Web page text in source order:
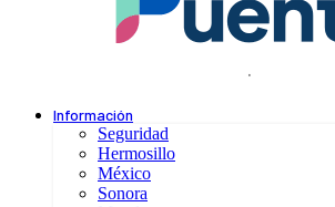
.
Información
Seguridad
Hermosillo
México
Sonora